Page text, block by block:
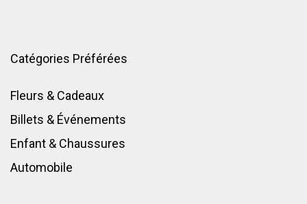
Catégories Préférées
Fleurs & Cadeaux
Billets & Événements
Enfant & Chaussures
Automobile